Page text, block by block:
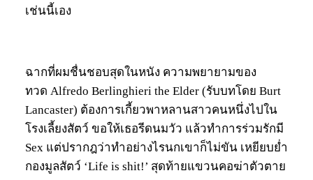
เช่นนี้เอง
ฉากที่ผมชื่นชอบสุดในหนัง ความพยายามของ
ทวด Alfredo Berlinghieri the Elder (รับบทโดย Burt
Lancaster) ต้องการเกี้ยวพาหลานสาวคนหนึ่งไปใน
โรงเลี้ยงสัตว์ ขอให้เธอรีดนมวัว แล้วทำการร่วมรักมี
Sex แต่ปรากฎว่าทำอย่างไรนกเขาก็ไม่ขัน เหยียบย่ำ
กองมูลสัตว์ ‘Life is shit!’ สุดท้ายแขวนคอฆ่าตัวตาย